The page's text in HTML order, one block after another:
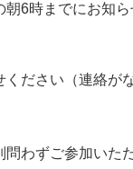
朝6時までにお知
ださい（連絡が
問わずご参加いた